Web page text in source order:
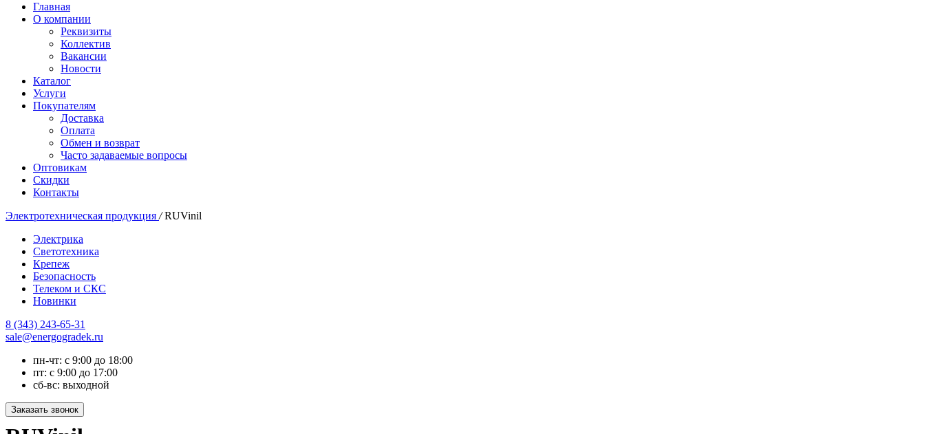
Главная
О компании
Реквизиты
Коллектив
Вакансии
Новости
Каталог
Услуги
Покупателям
Доставка
Оплата
Обмен и возврат
Часто задаваемые вопросы
Оптовикам
Скидки
Контакты
Электротехническая продукция / RUVinil
Электрика
Светотехника
Крепеж
Безопасность
Телеком и СКС
Новинки
8 (343) 243-65-31
sale@energogradek.ru
пн-чт: с 9:00 до 18:00
пт: с 9:00 до 17:00
сб-вс: выходной